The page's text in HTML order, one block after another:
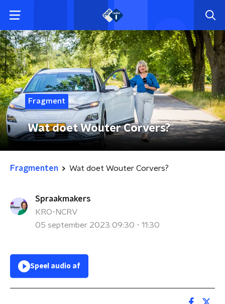
Fragment
Wat doet Wouter Corvers?
Fragmenten Wat doet Wouter Corvers?
Spraakmakers
KRO-NCRV
05 september 2023 09:30 - 11:30
Speel audio af